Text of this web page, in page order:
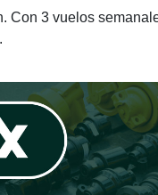
3 vuelos